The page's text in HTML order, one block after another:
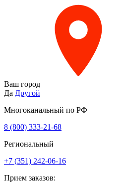
Ваш город
Да Другой
Многоканальный по РФ
8 (800) 333‑21-68
Региональный
+7 (351) 242-06-16
Прием заказов: